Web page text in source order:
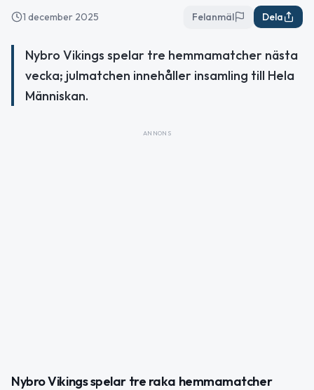
1 december 2025 Felanmäl Dela
Nybro Vikings spelar tre hemmamatcher nästa
vecka; julmatchen innehåller insamling till Hela
Människan.
ANNONS
Nybro Vikings spelar tre raka hemmamatcher